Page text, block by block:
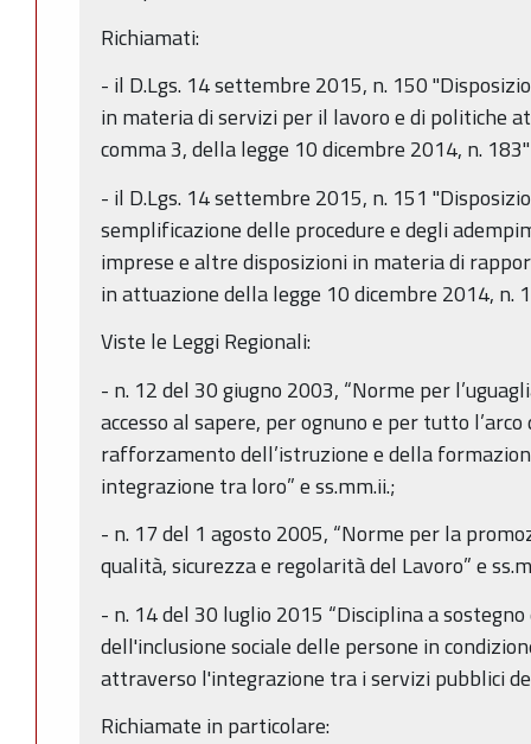
Richiamati:
- il D.Lgs. 14 settembre 2015, n. 150
in materia di servizi per il lavoro e di politiche
comma 3, della legge 10 dicembre 2014, n.
- il D.Lgs. 14 settembre 2015, n. 151
semplificazione delle procedure e degli
imprese e altre disposizioni in materia di
in attuazione della legge 10 dicembre 2014, n.
Viste le Leggi Regionali:
- n. 12 del 30 giugno 2003, “Norme per
accesso al sapere, per ognuno e per tutto
rafforzamento dell’istruzione e della
integrazione tra loro” e ss.mm.ii.;
- n. 17 del 1 agosto 2005, “Norme per la
qualità, sicurezza e regolarità del Lavoro” e
- n. 14 del 30 luglio 2015 “Disciplina a
dell'inclusione sociale delle persone in
attraverso l'integrazione tra i servizi pubblici
Richiamate in particolare: